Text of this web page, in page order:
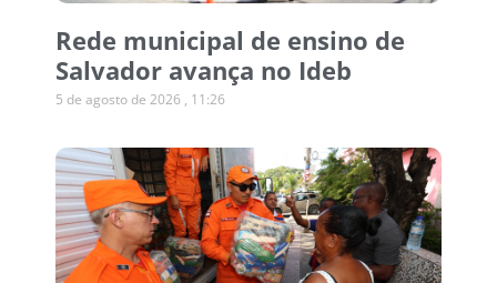
Rede municipal de ensino de
Salvador avança no Ideb
5 de agosto de 2026 11:26